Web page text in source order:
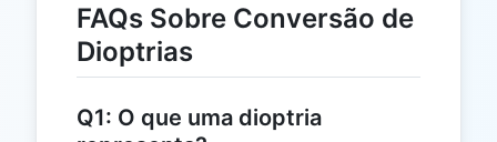
FAQs Sobre Conversão de
Dioptrias
Q1: O que uma dioptria